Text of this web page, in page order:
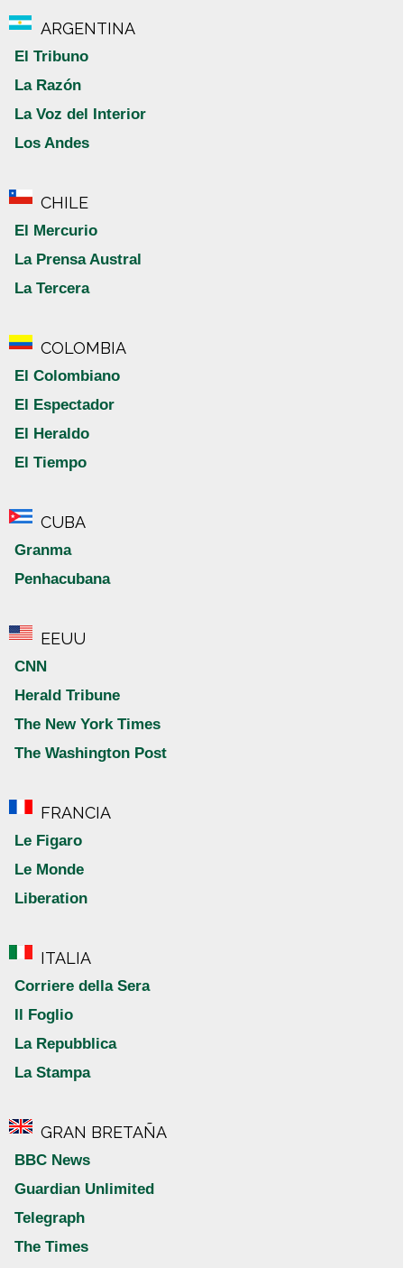
ARGENTINA
El Tribuno
La Razón
La Voz del Interior
Los Andes
CHILE
El Mercurio
La Prensa Austral
La Tercera
COLOMBIA
El Colombiano
El Espectador
El Heraldo
El Tiempo
CUBA
Granma
Penhacubana
EEUU
CNN
Herald Tribune
The New York Times
The Washington Post
FRANCIA
Le Figaro
Le Monde
Liberation
ITALIA
Corriere della Sera
Il Foglio
La Repubblica
La Stampa
GRAN BRETAÑA
BBC News
Guardian Unlimited
Telegraph
The Times